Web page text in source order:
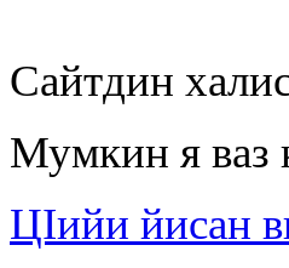
Сайтдин
Мумкин я ваз
ЦIийи йисан